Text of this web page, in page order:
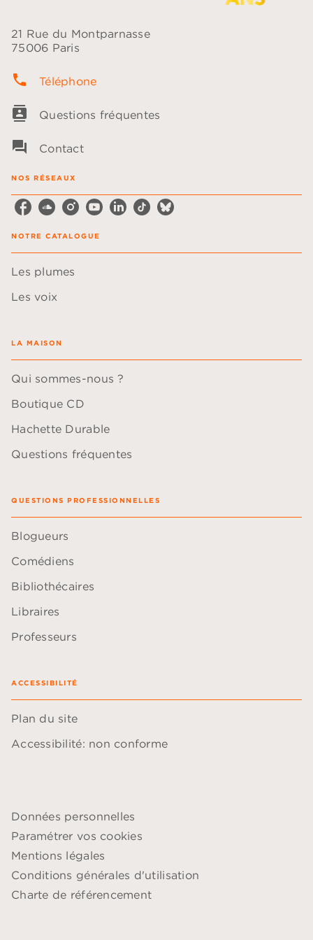
21 Rue du Montparnasse
75006 Paris
phone Téléphone
contacts Questions fréquentes
question_answer Contact
NOS RÉSEAUX
NOTRE CATALOGUE
Les plumes
Les voix
LA MAISON
Qui sommes-nous ?
Boutique CD
Hachette Durable
Questions fréquentes
QUESTIONS PROFESSIONNELLES
Blogueurs
Comédiens
Bibliothécaires
Libraires
Professeurs
ACCESSIBILITÉ
Plan du site
Accessibilité: non conforme
Données personnelles
Paramétrer vos cookies
Mentions légales
Conditions générales d'utilisation
Charte de référencement